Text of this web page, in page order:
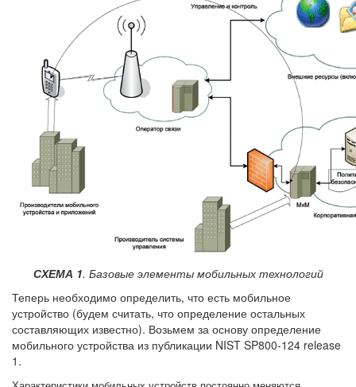
СХЕМА 1. Базовые элементы мобильных технологий
Теперь необходимо определить, что есть мобильное
устройство (будем считать, что определение остальных
составляющих известно). Возьмем за основу определение
мобильного устройства из публикации NIST SP800-124 release
1.